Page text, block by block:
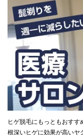
ヒゲ脱毛にもっともおすす
根深いヒゲに効果が高いヤ